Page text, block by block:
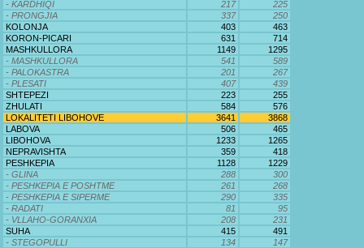
- KARDHIQI
217
225
- PRONGJIA
337
250
KOLONJA
403
463
KORON-PICARI
631
714
MASHKULLORA
1149
1295
- MASHKULLORA
541
589
- PALOKASTRA
201
267
- PLESATI
407
439
SHTEPEZI
223
255
ZHULATI
584
576
LOKALITETI LIBOHOVE
3641
3868
LABOVA
506
465
LIBOHOVA
1233
1265
NEPRAVISHTA
359
418
PESHKEPIA
1128
1229
- GLINA
288
300
- PESHKEPIA E POSHTME
261
268
- PESHKEPIA E SIPERME
290
335
- RADATI
81
95
- VLLAHO-GORANXIA
208
231
SUHA
415
491
- STEGOPULLI
134
147